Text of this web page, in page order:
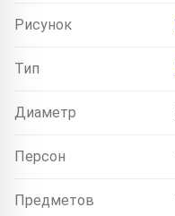
Рисунок
Тип
Диаметр
Персон
Предметов